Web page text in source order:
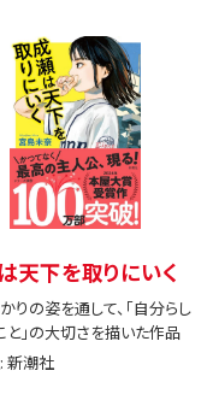
天下を取りにいく
りの姿を通して、「自分らし
と」の大切さを描いた作品
新潮社